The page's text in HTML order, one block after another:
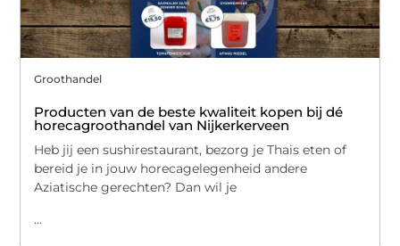
Groothandel
Producten van de beste kwaliteit kopen bij dé
horecagroothandel van Nijkerkerveen
Heb jij een sushirestaurant, bezorg je Thais eten of
bereid je in jouw horecagelegenheid andere
Aziatische gerechten? Dan wil je
...